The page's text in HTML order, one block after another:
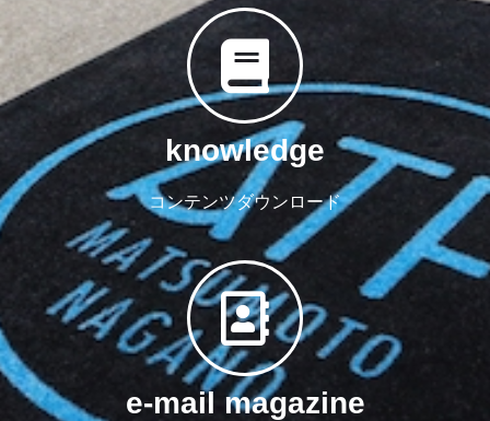
knowledge
コンテンツダウンロード
e-mail magazine